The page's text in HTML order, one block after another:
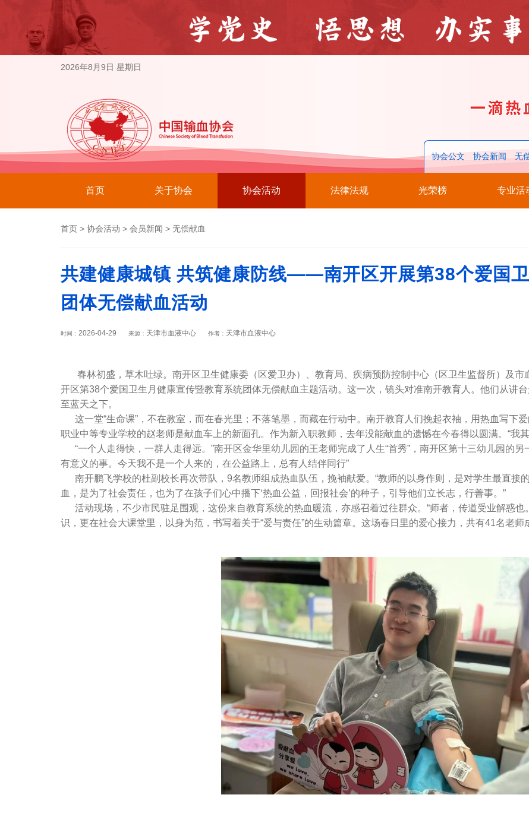
2026年8月9日 星期日
协会公文 协会新闻 无
首页 关于协会 协会活动 法律法规 光荣榜 专业活
首页 > 协会活动 > 会员新闻 > 无偿献血
共建健康城镇 共筑健康防线——南开区开展第38个爱国
团体无偿献血活动
时间： 2026-04-29 来源： 天津市血液中心 作者： 天津市血液中心
春林初盛，草木吐绿。南开区卫生健康委（区爱卫办）、教育局、疾病预防控制中心（区卫生监督所）及市
开区第38个爱国卫生月健康宣传暨教育系统团体无偿献血主题活动。这一次，镜头对准南开教育人。他们从讲
至蓝天之下。
这一堂“生命课”，不在教室，而在春光里；不落笔墨，而藏在行动中。南开教育人们挽起衣袖，用热血写下爱
职业中等专业学校的赵老师是献血车上的新面孔。作为新入职教师，去年没能献血的遗憾在今春得以圆满。“我
“一个人走得快，一群人走得远。”南开区金华里幼儿园的王老师完成了人生“首秀”，南开区第十三幼儿园的
有意义的事。今天我不是一个人来的，在公益路上，总有人结伴同行”
南开鹏飞学校的杜副校长再次带队，9名教师组成热血队伍，挽袖献爱。“教师的以身作则，是对学生最直接
血，是为了社会责任，也为了在孩子们心中播下‘热血公益，回报社会’的种子，引导他们立长志，行善事。”
活动现场，不少市民驻足围观，这份来自教育系统的热血暖流，亦感召着过往群众。“师者，传道受业解惑也
识，更在社会大课堂里，以身为范，书写着关于“爱与责任”的生动篇章。这场春日里的爱心接力，共有41名老师